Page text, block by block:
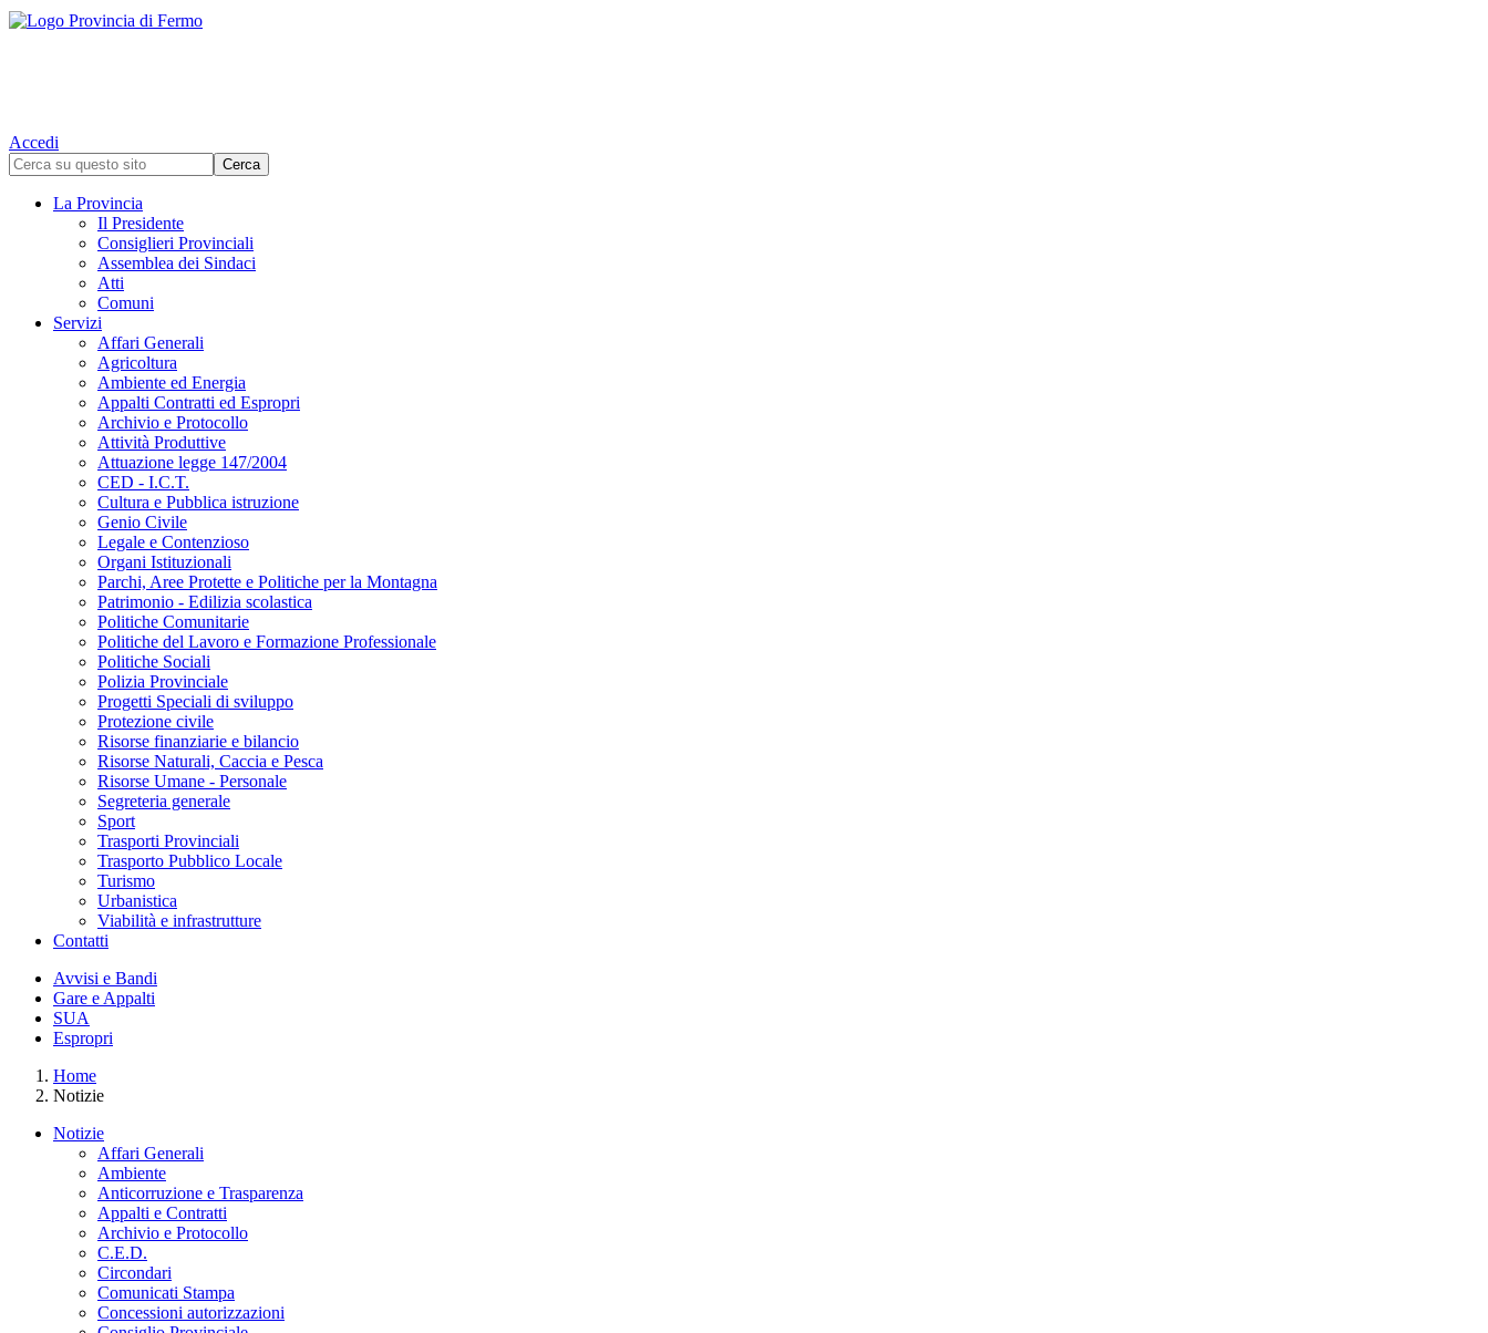
Accedi
La Provincia
Il Presidente
Consiglieri Provinciali
Assemblea dei Sindaci
Atti
Comuni
Servizi
Affari Generali
Agricoltura
Ambiente ed Energia
Appalti Contratti ed Espropri
Archivio e Protocollo
Attività Produttive
Attuazione legge 147/2004
CED - I.C.T.
Cultura e Pubblica istruzione
Genio Civile
Legale e Contenzioso
Organi Istituzionali
Parchi, Aree Protette e Politiche per la Montagna
Patrimonio - Edilizia scolastica
Politiche Comunitarie
Politiche del Lavoro e Formazione Professionale
Politiche Sociali
Polizia Provinciale
Progetti Speciali di sviluppo
Protezione civile
Risorse finanziarie e bilancio
Risorse Naturali, Caccia e Pesca
Risorse Umane - Personale
Segreteria generale
Sport
Trasporti Provinciali
Trasporto Pubblico Locale
Turismo
Urbanistica
Viabilità e infrastrutture
Contatti
Avvisi e Bandi
Gare e Appalti
SUA
Espropri
Home
Notizie
Notizie
Affari Generali
Ambiente
Anticorruzione e Trasparenza
Appalti e Contratti
Archivio e Protocollo
C.E.D.
Circondari
Comunicati Stampa
Concessioni autorizzazioni